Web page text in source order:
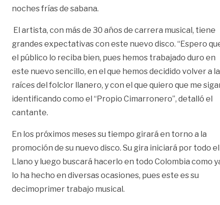
noches frías de sabana.
El artista, con más de 30 años de carrera musical, tiene
grandes expectativas con este nuevo disco. “Espero
el público lo reciba bien, pues hemos trabajado duro en
este nuevo sencillo, en el que hemos decidido volver a
raíces del folclor llanero, y con el que quiero que me
identificando como el “Propio Cimarronero”, detalló el
cantante.
En los próximos meses su tiempo girará en torno a la
promoción de su nuevo disco. Su gira iniciará por todo el
Llano y luego buscará hacerlo en todo Colombia como
lo ha hecho en diversas ocasiones, pues este es su
decimoprimer trabajo musical.